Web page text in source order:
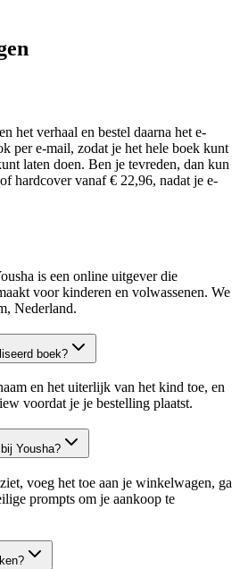
het verhaal en bestel daarna het e-
per e-mail, zodat je het hele boek kunt
laten doen. Ben je tevreden, dan kun
hardcover vanaf € 22,96, nadat je e-
is een online uitgever die
voor kinderen en volwassenen. We
Nederland.
boek?
en het uiterlijk van het kind toe, en
voordat je je bestelling plaatst.
Yousha?
voeg het toe aan je winkelwagen, ga
prompts om je aankoop te